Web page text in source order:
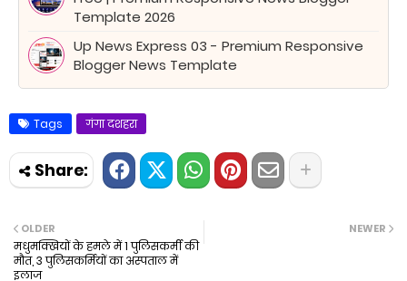
Template 2026
Up News Express 03 - Premium Responsive
Blogger News Template
Tags गंगा दशहरा
NEWER
OLDER
मधुमक्खियों के हमले में 1 पुलिसकर्मी की
मौत, 3 पुलिसकर्मियों का अस्पताल में
इलाज